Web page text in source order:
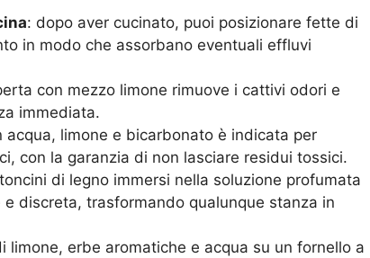
: dopo aver cucinato, puoi posizionare fette di
in modo che assorbano eventuali effluvi
con mezzo limone rimuove i cattivi odori e
immediata.
acqua, limone e bicarbonato è indicata per
con la garanzia di non lasciare residui tossici.
di legno immersi nella soluzione profumata
discreta, trasformando qualunque stanza in
limone, erbe aromatiche e acqua su un fornello a